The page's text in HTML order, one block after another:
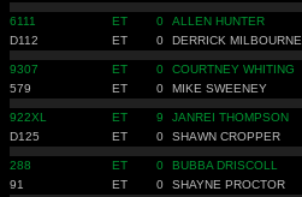
6111 ET 0 ALLEN HUNTER
D112
ET 0 DERRICK MILBOURNE
9307 ET 0 COURTNEY WHITING
579
ET 0 MIKE SWEENEY
922XL ET 9 JANREI THOMPSON
D125
ET 0 SHAWN CROPPER
288 ET 0 BUBBA DRISCOLL
91
ET 0 SHAYNE PROCTOR